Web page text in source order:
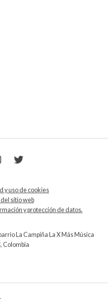
y uso de cookies
sitio web
y protección de datos.
La Campiña La X Más Música
Colombia